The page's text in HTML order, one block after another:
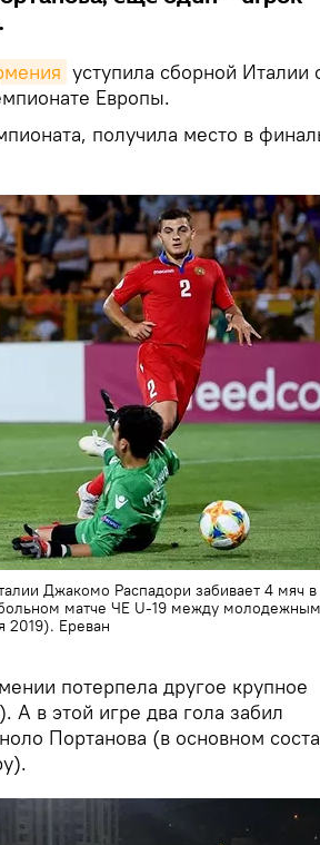
уступила сборной Италии
Европы.
получила место в
Джакомо Распадори забивает 4 мяч в
матче ЧЕ U-19 между
2019). Еревaн
потерпела другое крупное
А в этой игре два гола забил
Портанова (в основном